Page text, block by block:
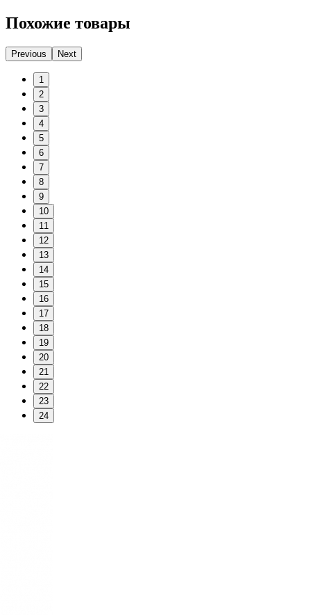
Похожие товары
Previous Next
1
2
3
4
5
6
7
8
9
10
11
12
13
14
15
16
17
18
19
20
21
22
23
24